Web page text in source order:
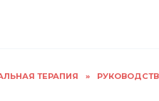
ТЕРАПИЯ »